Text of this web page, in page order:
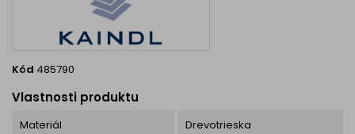
Kód 485790
Vlastnosti produktu
Materiál Drevotrieska